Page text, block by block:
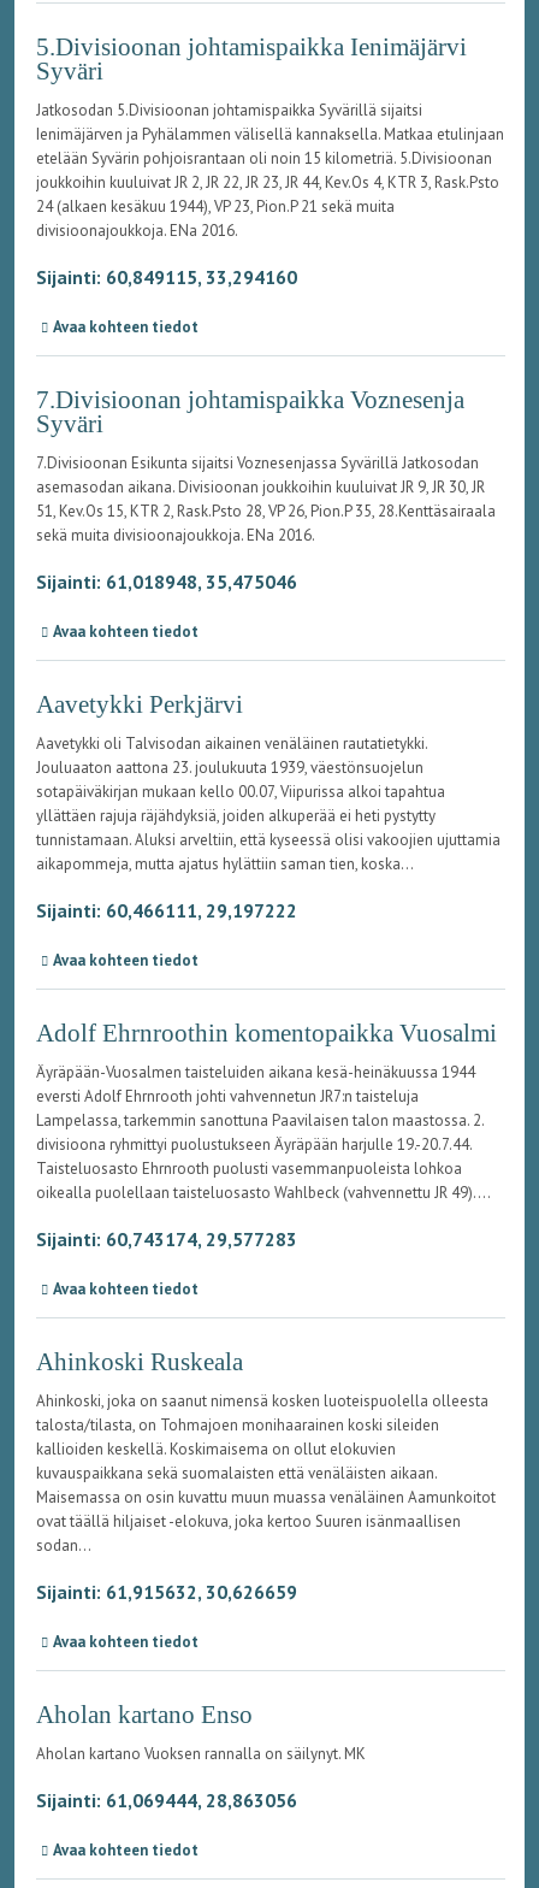
5.Divisioonan johtamispaikka Ienimäjärvi
Syväri
Jatkosodan 5.Divisioonan johtamispaikka Syvärillä sijaitsi
Ienimäjärven ja Pyhälammen välisellä kannaksella. Matkaa etulinjaan
etelään Syvärin pohjoisrantaan oli noin 15 kilometriä. 5.Divisioonan
joukkoihin kuuluivat JR 2, JR 22, JR 23, JR 44, Kev.Os 4, KTR 3, Rask.Psto
24 (alkaen kesäkuu 1944), VP 23, Pion.P 21 sekä muita
divisioonajoukkoja. ENa 2016.
Sijainti: 60,849115, 33,294160
Avaa kohteen tiedot
7.Divisioonan johtamispaikka Voznesenja
Syväri
7.Divisioonan Esikunta sijaitsi Voznesenjassa Syvärillä Jatkosodan
asemasodan aikana. Divisioonan joukkoihin kuuluivat JR 9, JR 30, JR
51, Kev.Os 15, KTR 2, Rask.Psto 28, VP 26, Pion.P 35, 28.Kenttäsairaala
sekä muita divisioonajoukkoja. ENa 2016.
Sijainti: 61,018948, 35,475046
Avaa kohteen tiedot
Aavetykki Perkjärvi
Aavetykki oli Talvisodan aikainen venäläinen rautatietykki.
Jouluaaton aattona 23. joulukuuta 1939, väestönsuojelun
sotapäiväkirjan mukaan kello 00.07, Viipurissa alkoi tapahtua
yllättäen rajuja räjähdyksiä, joiden alkuperää ei heti pystytty
tunnistamaan. Aluksi arveltiin, että kyseessä olisi vakoojien ujuttamia
aikapommeja, mutta ajatus hylättiin saman tien, koska...
Sijainti: 60,466111, 29,197222
Avaa kohteen tiedot
Adolf Ehrnroothin komentopaikka Vuosalmi
Äyräpään-Vuosalmen taisteluiden aikana kesä-heinäkuussa 1944
eversti Adolf Ehrnrooth johti vahvennetun JR7:n taisteluja
Lampelassa, tarkemmin sanottuna Paavilaisen talon maastossa. 2.
divisioona ryhmittyi puolustukseen Äyräpään harjulle 19.-20.7.44.
Taisteluosasto Ehrnrooth puolusti vasemmanpuoleista lohkoa
oikealla puolellaan taisteluosasto Wahlbeck (vahvennettu JR 49)....
Sijainti: 60,743174, 29,577283
Avaa kohteen tiedot
Ahinkoski Ruskeala
Ahinkoski, joka on saanut nimensä kosken luoteispuolella olleesta
talosta/tilasta, on Tohmajoen monihaarainen koski sileiden
kallioiden keskellä. Koskimaisema on ollut elokuvien
kuvauspaikkana sekä suomalaisten että venäläisten aikaan.
Maisemassa on osin kuvattu muun muassa venäläinen Aamunkoitot
ovat täällä hiljaiset -elokuva, joka kertoo Suuren isänmaallisen
sodan...
Sijainti: 61,915632, 30,626659
Avaa kohteen tiedot
Aholan kartano Enso
Aholan kartano Vuoksen rannalla on säilynyt. MK
Sijainti: 61,069444, 28,863056
Avaa kohteen tiedot